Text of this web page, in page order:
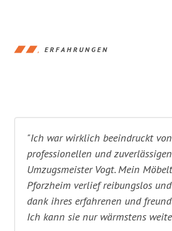
ERFAHRUNGEN
"Ich war wirklich beeindruckt
professionellen und
Umzugsmeister Vogt. Mein
Pforzheim verlief reibungslos
dank ihres erfahrenen und
Ich kann sie nur wärmstens